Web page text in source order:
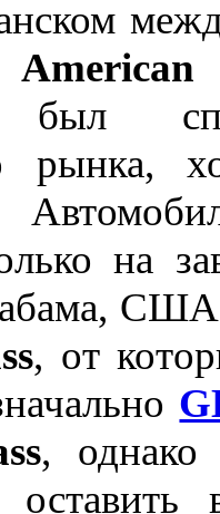
был
рынка,
на
, от
, однако